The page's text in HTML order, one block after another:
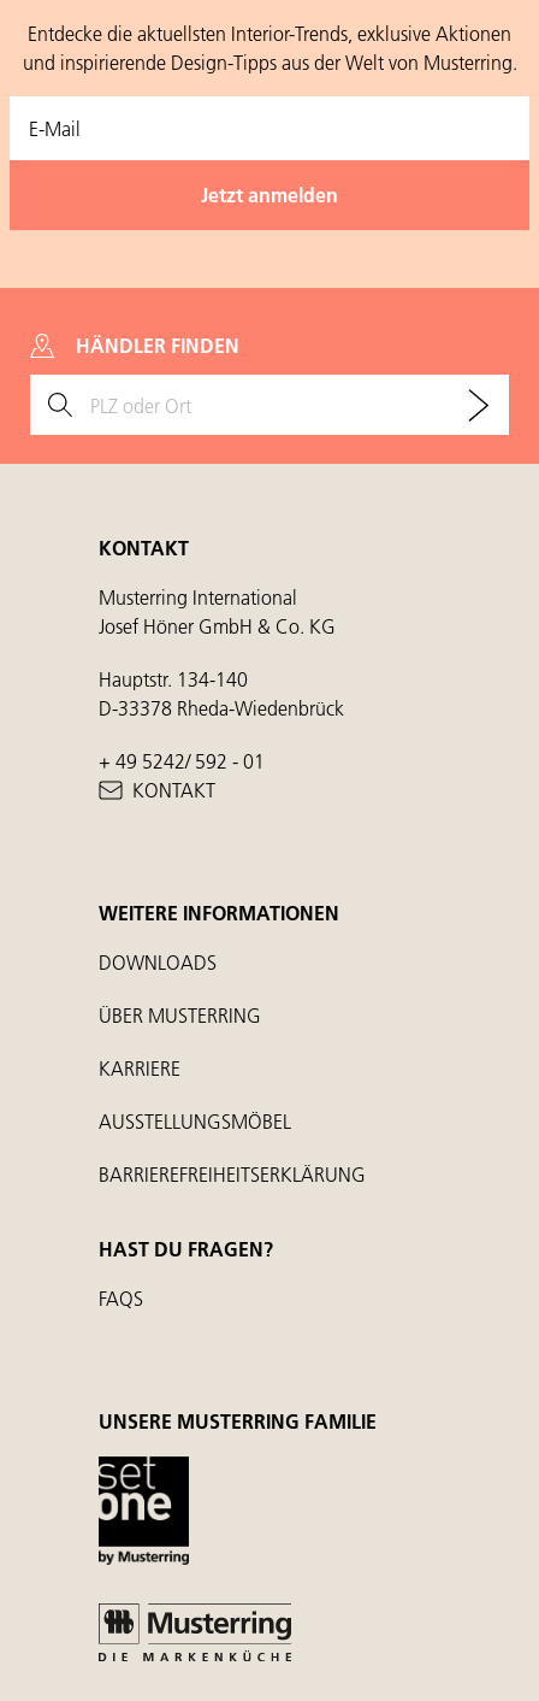
Entdecke die aktuellsten Interior-Trends, exklusive Aktionen
und inspirierende Design-Tipps aus der Welt von Musterring.
HÄNDLER FINDEN
KONTAKT
Musterring International
Josef Höner GmbH & Co. KG
Hauptstr. 134-140
D-33378 Rheda-Wiedenbrück
+ 49 5242/ 592 - 01
KONTAKT
WEITERE INFORMATIONEN
DOWNLOADS
ÜBER MUSTERRING
KARRIERE
AUSSTELLUNGSMÖBEL
BARRIEREFREIHEITSERKLÄRUNG
HAST DU FRAGEN?
FAQS
UNSERE MUSTERRING FAMILIE